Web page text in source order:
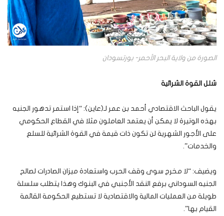
الصورة من ولاية البحر الأحمر- بورتسودان
شلل القوة الشرائية
يقول الباحث الاقتصادي أحمد بن عمر لـ(عاين): “إذا استمر تدهور الجنيه
بهذه الوتيرة لا يمكن أن يعتمد العاملون مثلا في القطاع الحكومي
على الأجور الشهرية لن تكون ذات قيمة في القوة الشرائية للسلع
والخدمات”.
ويضيف: “لا مخرج سوى وقف الحرب واستعادة ميزان الصادرات لصالح
الجنيه السوداني برفع النقد الأجنبي في البنوك وهذا يتطلب سلسلة
طويلة من العمليات المالية والاقتصادية لا تستطيع الحكومة القائمة
القيام بها”.